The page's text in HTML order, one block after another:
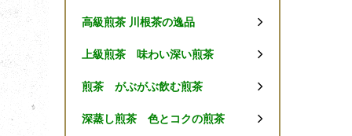
高級煎茶 川根茶の逸品
上級煎茶 味わい深い煎茶
煎茶 がぶがぶ飲む煎茶
深蒸し煎茶 色とコクの煎茶